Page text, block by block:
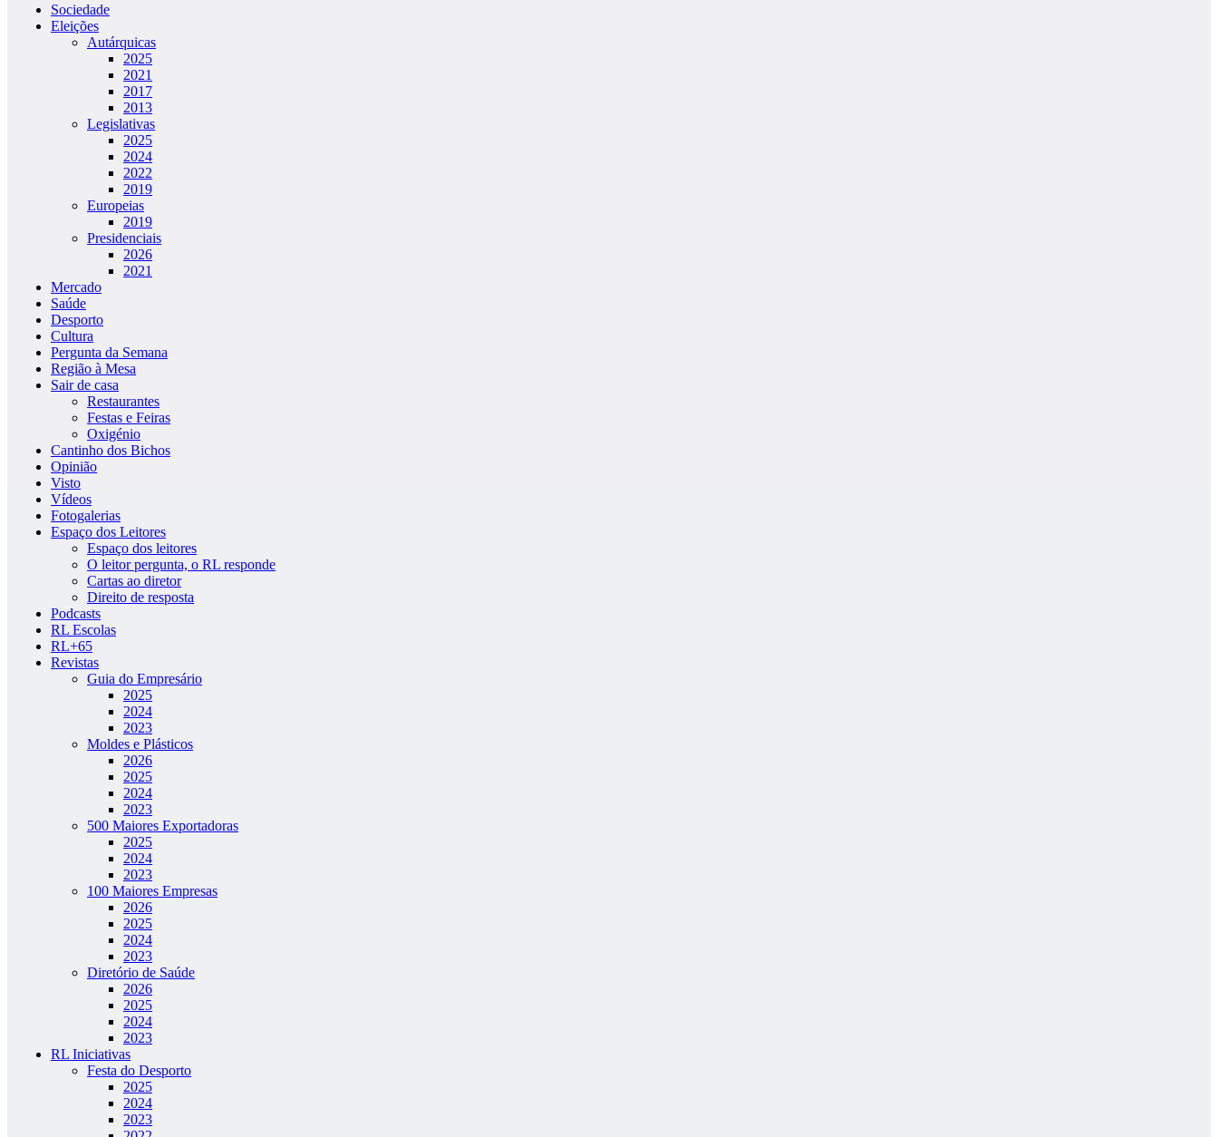
Sociedade
Eleições
Autárquicas
2025
2021
2017
2013
Legislativas
2025
2024
2022
2019
Europeias
2019
Presidenciais
2026
2021
Mercado
Saúde
Desporto
Cultura
Pergunta da Semana
Região à Mesa
Sair de casa
Restaurantes
Festas e Feiras
Oxigénio
Cantinho dos Bichos
Opinião
Visto
Vídeos
Fotogalerias
Espaço dos Leitores
Espaço dos leitores
O leitor pergunta, o RL responde
Cartas ao diretor
Direito de resposta
Podcasts
RL Escolas
RL+65
Revistas
Guia do Empresário
2025
2024
2023
Moldes e Plásticos
2026
2025
2024
2023
500 Maiores Exportadoras
2025
2024
2023
100 Maiores Empresas
2026
2025
2024
2023
Diretório de Saúde
2026
2025
2024
2023
RL Iniciativas
Festa do Desporto
2025
2024
2023